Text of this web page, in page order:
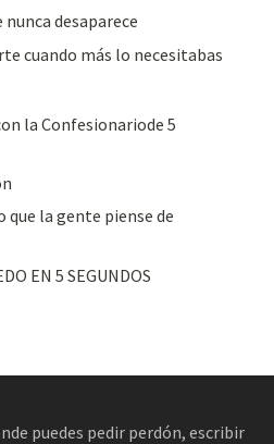
desaparece
cuando más lo necesitabas
la Confesionariode 5
que la gente piense de
EN 5 SEGUNDOS
puedes pedir perdón, escribir